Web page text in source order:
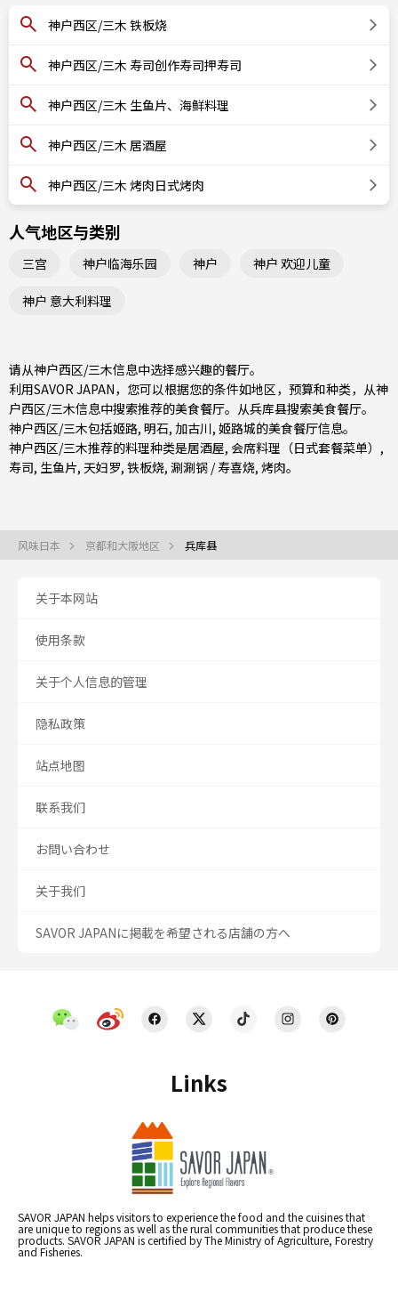
神户西区/三木 铁板烧
神户西区/三木 寿司创作寿司押寿司
神户西区/三木 生鱼片、海鲜料理
神户西区/三木 居酒屋
神户西区/三木 烤肉日式烤肉
人气地区与类别
三宫 神户临海乐园 神户 神户 欢迎儿童
神户 意大利料理
请从神户西区/三木信息中选择感兴趣的餐厅。
利用SAVOR JAPAN，您可以根据您的条件如地区，预算和种类，从神
户西区/三木信息中搜索推荐的美食餐厅。从兵库县搜索美食餐厅。
神户西区/三木包括姬路, 明石, 加古川, 姬路城的美食餐厅信息。
神户西区/三木推荐的料理种类是居酒屋, 会席料理（日式套餐菜单） ,
寿司, 生鱼片, 天妇罗, 铁板烧, 涮涮锅 / 寿喜烧, 烤肉。
风味日本 京都和大阪地区 兵库县
Links
SAVOR JAPAN helps visitors to experience the food and the cuisines that
are unique to regions as well as the rural communities that produce these
products. SAVOR JAPAN is certified by The Ministry of Agriculture, Forestry
and Fisheries.
关于本网站
使用条款
关于个人信息的管理
隐私政策
站点地图
联系我们
お問い合わせ
关于我们
SAVOR JAPANに掲載を希望される店舗の方へ